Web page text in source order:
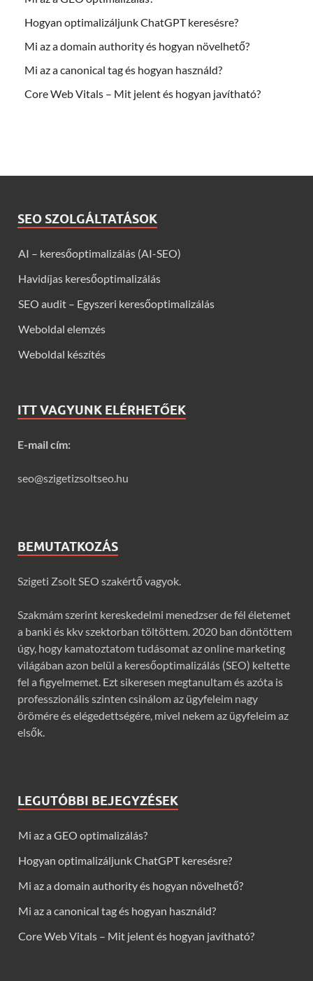
Hogyan optimalizáljunk ChatGPT keresésre?
Mi az a domain authority és hogyan növelhető?
Mi az a canonical tag és hogyan használd?
Core Web Vitals – Mit jelent és hogyan javítható?
SEO SZOLGÁLTATÁSOK
AI – keresőoptimalizálás (AI-SEO)
Havidíjas keresőoptimalizálás
SEO audit – Egyszeri keresőoptimalizálás
Weboldal elemzés
Weboldal készítés
ITT VAGYUNK ELÉRHETŐEK
E-mail cím:
seo@szigetizsoltseo.hu
BEMUTATKOZÁS
Szigeti Zsolt SEO szakértő vagyok.
Szakmám szerint kereskedelmi menedzser de fél életemet
a banki és kkv szektorban töltöttem. 2020 ban döntöttem
úgy, hogy kamatoztatom tudásomat az online marketing
világában azon belül a keresőoptimalizálás (SEO) keltette
fel a figyelmemet. Ezt sikeresen megtanultam és azóta is
professzionális szinten csinálom az ügyfeleim nagy
örömére és elégedettségére, mivel nekem az ügyfeleim az
elsők.
LEGUTÓBBI BEJEGYZÉSEK
Mi az a GEO optimalizálás?
Hogyan optimalizáljunk ChatGPT keresésre?
Mi az a domain authority és hogyan növelhető?
Mi az a canonical tag és hogyan használd?
Core Web Vitals – Mit jelent és hogyan javítható?